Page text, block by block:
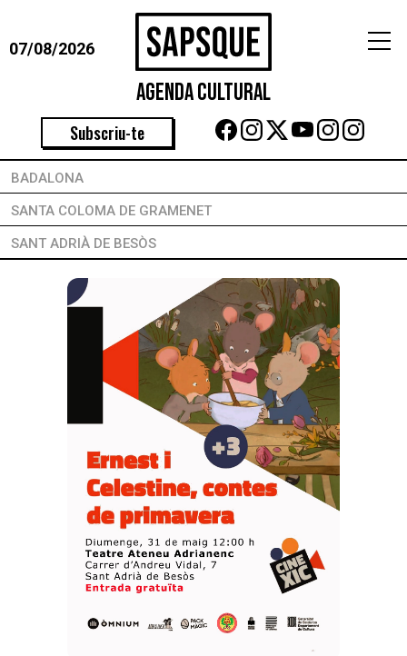
07/08/2026
Agenda Cultural
Subscriu-te
BADALONA
SANTA COLOMA DE GRAMENET
SANT ADRIÀ DE BESÒS